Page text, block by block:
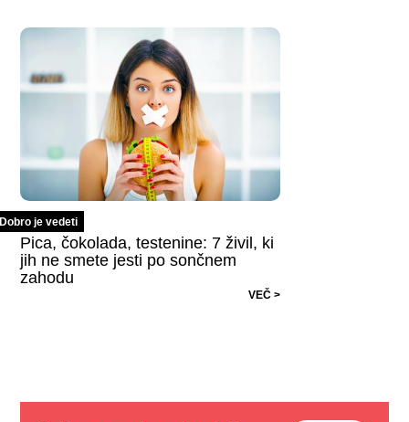
Dobro je vedeti
Pica, čokolada, testenine: 7 živil, ki
jih ne smete jesti po sončnem
zahodu
VEČ >